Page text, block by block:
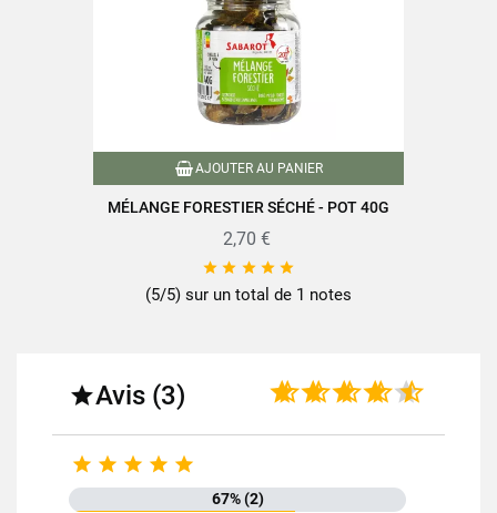
AJOUTER AU PANIER
MÉLANGE FORESTIER SÉCHÉ - POT 40G
2,70 €
    
(5/5) sur un total de 1 notes
Avis (3)
    
67% (2)